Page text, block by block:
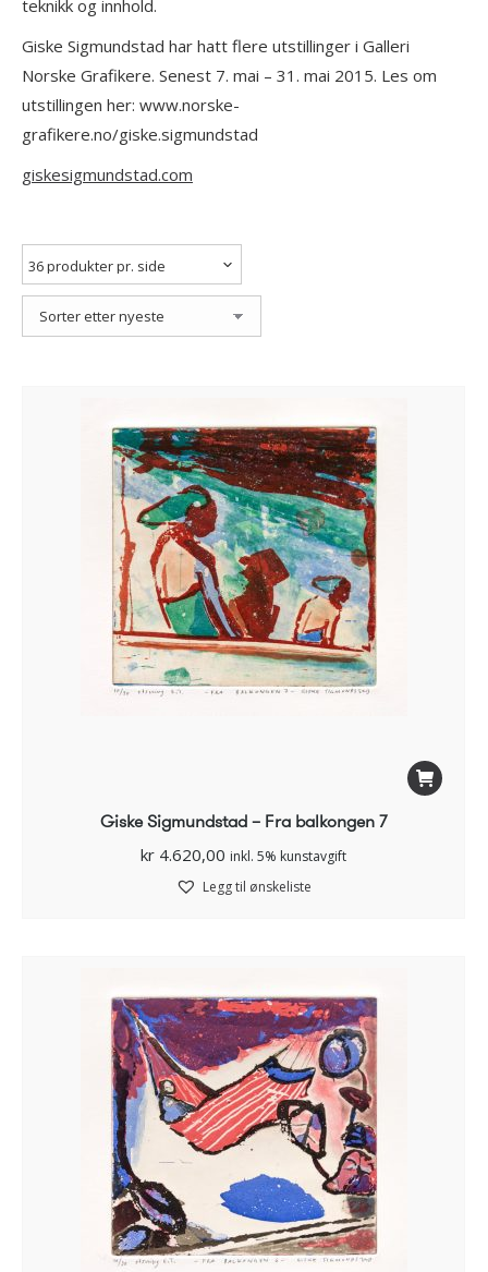
teknikk og innhold.
Giske Sigmundstad har hatt flere utstillinger i Galleri
Norske Grafikere. Senest 7. mai – 31. mai 2015. Les om
utstillingen her: www.norske-
grafikere.no/giske.sigmundstad
giskesigmundstad.com
Giske Sigmundstad – Fra balkongen 7
kr 4.620,00 inkl. 5% kunstavgift
Legg til ønskeliste